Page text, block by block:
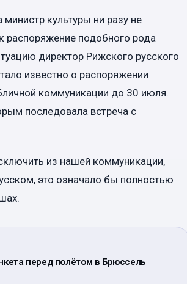
культуры ни разу не
распоряжение подобного рода
директор Рижского русского
известно о распоряжении
коммуникации до 30 июля.
последовала встреча с
из нашей коммуникации,
это означало бы полностью
перед полётом в Брюссель